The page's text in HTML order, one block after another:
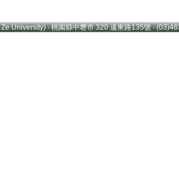
University) ‧ 桃園縣中壢市 320 遠東路135號 ‧